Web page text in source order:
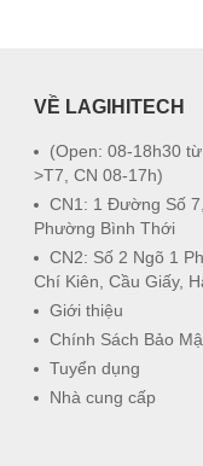
VỀ LAGIHITECH
(Open: 08-18h30
>T7, CN 08-17h)
CN1: 1 Đường Số 7,
Phường Bình Thới
CN2: Số 2 Ngõ 1
Chí Kiên, Cầu Giấy,
Giới thiệu
Chính Sách Bảo
Tuyển dụng
Nhà cung cấp